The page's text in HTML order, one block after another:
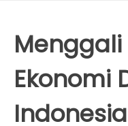
Menggali
Ekonomi